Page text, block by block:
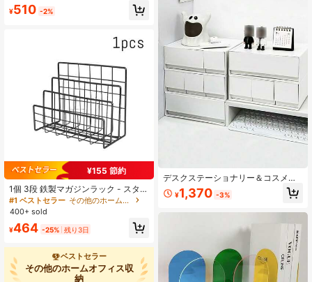
ショナルなオフィスや旅行用オーガ
ナイザー、スリムなカードウォレッ
材、ミニマリストモダンデザイン、
同僚や役員への贈り物アイデア、カ
つ、軽量なラグジュアリーアクセサ
リー、男女兼用、高品質な仕上が
り、多目的なカードホルダー、確実
な閉鎖機能
#4 ベストセラー
¥510 -2%
¥155 節約
1個 3段 鉄製マガジンラック - スタイ
リッシュな雑誌/新聞オーガナイザー
ストレージバスケット付き、ホーム
#1 ベストセラー
その他のホームオフィス収納
400+ sold
¥464 -25% 残り3日
ベストセラー
その他のホームオフィス収
納
デスクステーショナリー＆コスメ収
納ボックス、白いプラスチック引き
出し式オーガナイザーボックス、モ
¥1,370 -3%